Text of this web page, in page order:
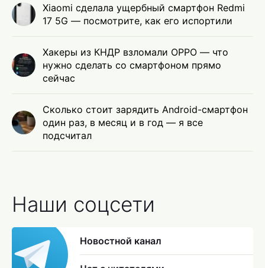
Xiaomi сделала ущербный смартфон Redmi
17 5G — посмотрите, как его испортили
Хакеры из КНДР взломали OPPO — что
нужно сделать со смартфоном прямо
сейчас
Сколько стоит зарядить Android-смартфон
один раз, в месяц и в год — я все
подсчитал
Наши соцсети
Новостной канал